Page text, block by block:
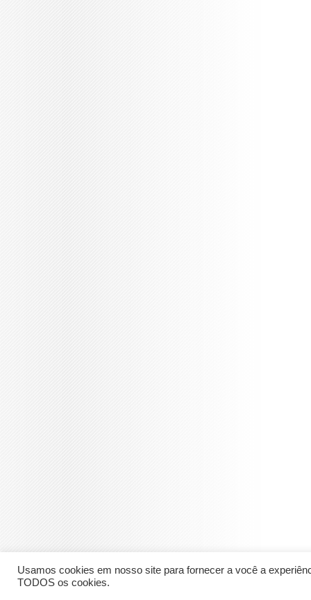
Usamos cookies em nosso site para fornecer a você a
TODOS os cookies.